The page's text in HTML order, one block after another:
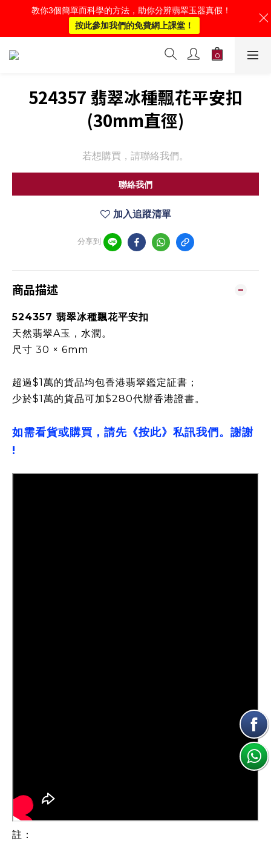
524357 翡翠冰種飄花平安扣
(30mm直徑)
若想購買，請聯絡我們。
聯絡我們
加入追蹤清單
分享到
商品描述
524357 翡翠冰種飄花平安扣
天然翡翠A玉，水潤。
尺寸 30 × 6mm
超過$1萬的貨品均包香港翡翠鑑定証書；
少於$1萬的貨品可加$280代辦香港證書。
如需看貨或購買，請先《按此》私訊我們。謝謝
!
註：
教你3個簡單而科學的方法，助你分辨翡翠玉器真假！
按此參加我們的免費網上課堂！